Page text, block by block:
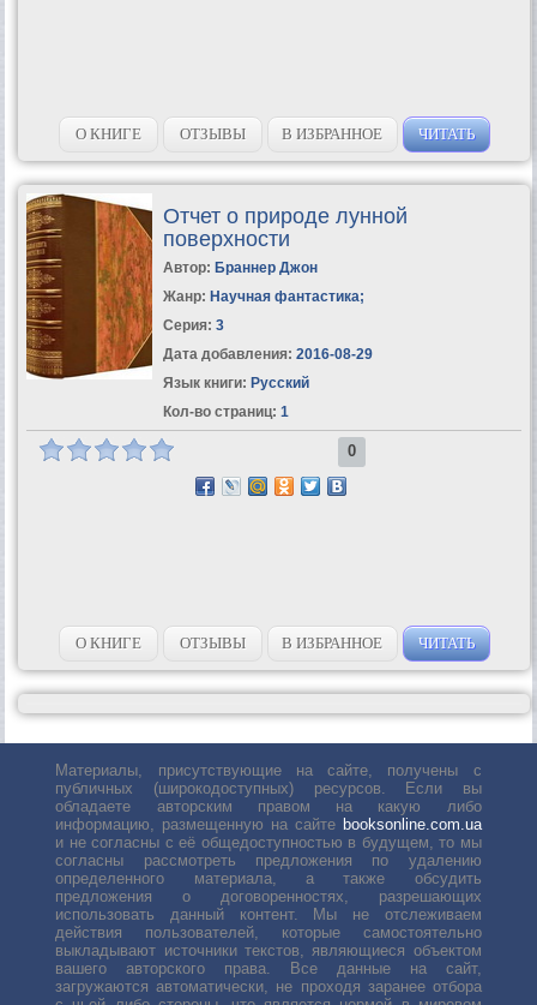
О КНИГЕ ОТЗЫВЫ В ИЗБРАННОЕ ЧИТАТЬ
Отчет о природе лунной
поверхности
Автор: Браннер Джон
Жанр: Научная фантастика;
Серия: 3
Дата добавления: 2016-08-29
Язык книги: Русский
Кол-во страниц: 1
0
О КНИГЕ ОТЗЫВЫ В ИЗБРАННОЕ ЧИТАТЬ
Материалы, присутствующие на сайте, получены с
публичных (широкодоступных) ресурсов. Если вы
обладаете авторским правом на какую либо
информацию, размещенную на сайте booksonline.com.ua
и не согласны с её общедоступностью в будущем, то мы
согласны рассмотреть предложения по удалению
определенного материала, а также обсудить
предложения о договоренностях, разрешающих
использовать данный контент. Мы не отслеживаем
действия пользователей, которые самостоятельно
выкладывают источники текстов, являющиеся объектом
вашего авторского права. Все данные на сайт,
загружаются автоматически, не проходя заранее отбора